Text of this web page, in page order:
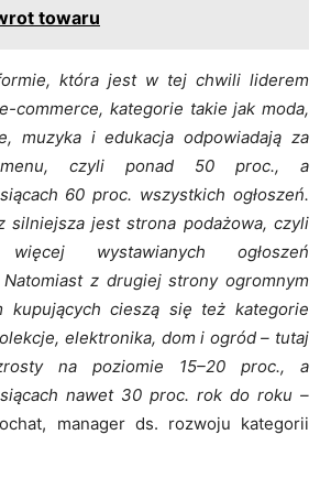
towaru
która jest w tej chwili liderem
commerce, kategorie takie jak moda,
muzyka i edukacja odpowiadają za
czyli ponad 50 proc., a
60 proc. wszystkich ogłoszeń.
silniejsza jest strona podażowa, czyli
wystawianych ogłoszeń
z drugiej strony ogromnym
kupujących cieszą się też kategorie
elektronika, dom i ogród – tutaj
na poziomie 15–20 proc., a
nawet 30 proc. rok do roku –
manager ds. rozwoju kategorii